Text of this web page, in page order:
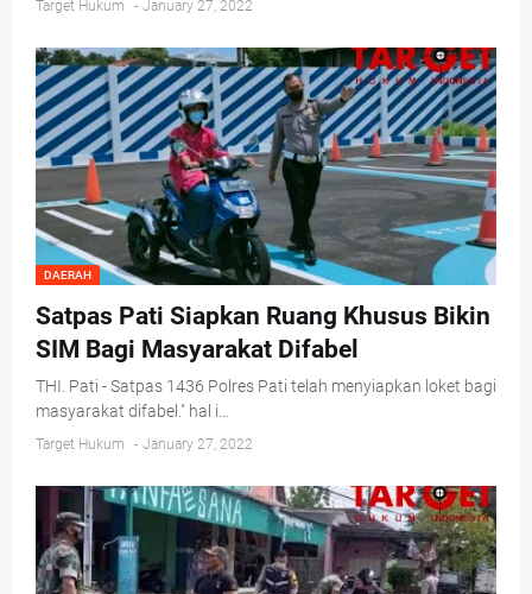
Target Hukum - January 27, 2022
DAERAH
Satpas Pati Siapkan Ruang Khusus Bikin
SIM Bagi Masyarakat Difabel
THI. Pati - Satpas 1436 Polres Pati telah menyiapkan loket bagi
masyarakat difabel." hal i…
Target Hukum - January 27, 2022